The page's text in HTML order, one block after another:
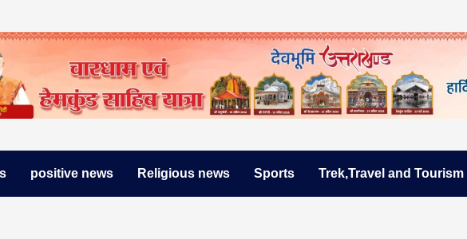
positive news Religious news Sports Trek,Travel and Tourism